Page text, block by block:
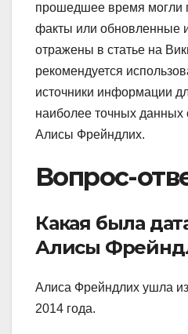
прошедшее время могли
факты или обновленные
отражены в статье на
рекомендуется
источники информации
наиболее точных данных
Алисы Фрейндлих.
Вопрос-
Какая была
Алисы
Алиса Фрейндлих ушла
2014 года.